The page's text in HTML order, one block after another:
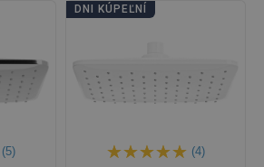
(5)
DNI KÚPEĽNÍ
(4)